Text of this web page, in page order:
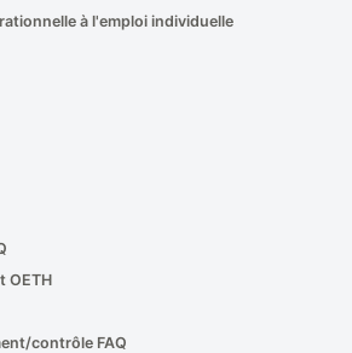
à l'emploi individuelle
OETH
contrôle FAQ